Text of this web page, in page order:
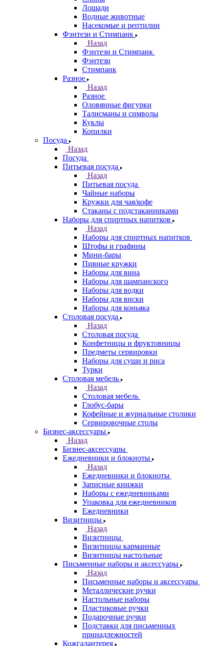
Лошади
Водные животные
Насекомые и рептилии
Фэнтези и Стимпанк
Назад
Фэнтези и Стимпанк
Фэнтези
Стимпанк
Разное
Назад
Разное
Оловянные фигурки
Талисманы и символы
Куклы
Копилки
Посуда
Назад
Посуда
Питьевая посуда
Назад
Питьевая посуда
Чайные наборы
Кружки для чая/кофе
Стаканы с подстаканниками
Наборы для спиртных напитков
Назад
Наборы для спиртных напитков
Штофы и графины
Мини-бары
Пивные кружки
Наборы для вина
Наборы для шампанского
Наборы для водки
Наборы для виски
Наборы для коньяка
Столовая посуда
Назад
Столовая посуда
Конфетницы и фруктовницы
Предметы сервировки
Наборы для суши и риса
Турки
Столовая мебель
Назад
Столовая мебель
Глобус-бары
Кофейные и журнальные столики
Сервировочные столы
Бизнес-аксессуары
Назад
Бизнес-аксессуары
Ежедневники и блокноты
Назад
Ежедневники и блокноты
Записные книжки
Наборы с ежедневниками
Упаковка для ежедневников
Ежедневники
Визитницы
Назад
Визитницы
Визитницы карманные
Визитницы настольные
Письменные наборы и аксессуары
Назад
Письменные наборы и аксессуары
Металлические ручки
Настольные наборы
Пластиковые ручки
Подарочные ручки
Подставки для письменных
принадлежностей
Кожгалантерея